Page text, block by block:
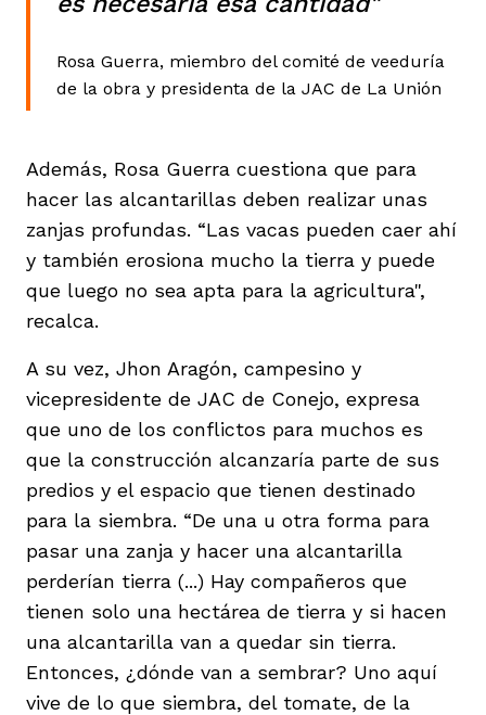
Rosa Guerra, miembro del comité de veeduría
de la obra y presidenta de la JAC de La Unión
Además, Rosa Guerra cuestiona que para
hacer las alcantarillas deben realizar unas
zanjas profundas. “Las vacas pueden caer ahí
y también erosiona mucho la tierra y puede
que luego no sea apta para la agricultura",
recalca.
A su vez, Jhon Aragón, campesino y
vicepresidente de JAC de Conejo, expresa
que uno de los conflictos para muchos es
que la construcción alcanzaría parte de sus
predios y el espacio que tienen destinado
para la siembra. “De una u otra forma para
pasar una zanja y hacer una alcantarilla
perderían tierra (...) Hay compañeros que
tienen solo una hectárea de tierra y si hacen
una alcantarilla van a quedar sin tierra.
Entonces, ¿dónde van a sembrar? Uno aquí
vive de lo que siembra, del tomate, de la